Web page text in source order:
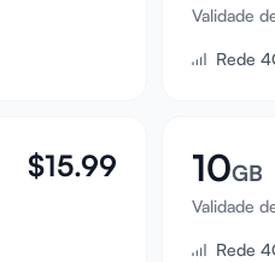
Validade
Rede
$15.99 10GB
Validade
Rede